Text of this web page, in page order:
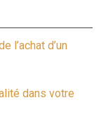
l’achat d’un
dans votre